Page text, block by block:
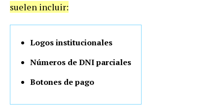
suelen incluir:
Logos institucionales
Números de DNI parciales
Botones de pago